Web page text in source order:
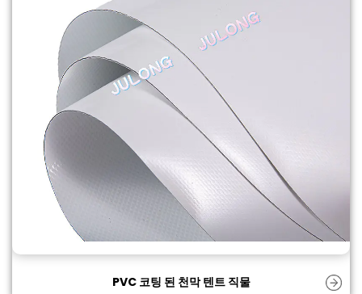
PVC 코팅 된 천막 텐트 직물